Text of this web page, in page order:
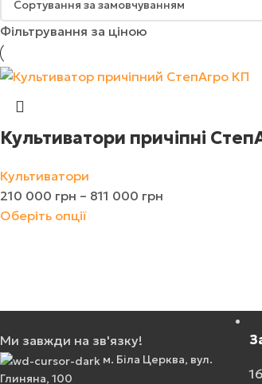
Фільтрування за ціною
Культиватори причіпні
Культиватори
210 000 грн – 811 000 грн
Оберіть опції
Ми завжди на зв'язку!
м. Біла Церква, вул.
Глиняна, 100